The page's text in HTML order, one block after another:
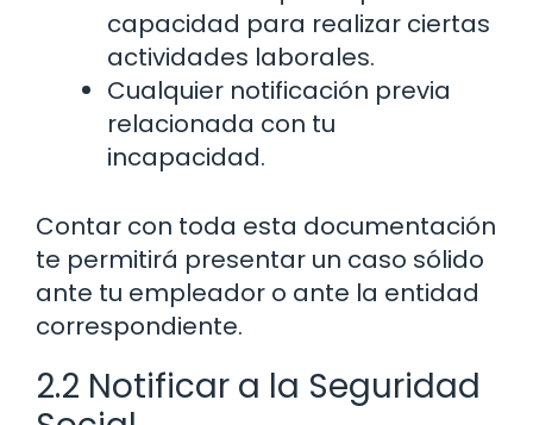
capacidad para realizar ciertas
actividades laborales.
Cualquier notificación previa
relacionada con tu
incapacidad.
Contar con toda esta documentación
te permitirá presentar un caso sólido
ante tu empleador o ante la entidad
correspondiente.
2.2 Notificar a la Seguridad